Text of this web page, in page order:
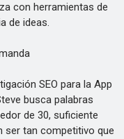
con herramientas de
de ideas.
SEO para la App
busca palabras
de 30, suficiente
ser tan competitivo que